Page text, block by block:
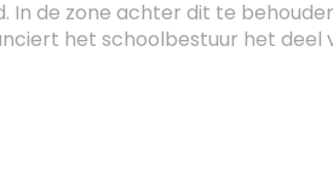
de zone achter dit te
het schoolbestuur het